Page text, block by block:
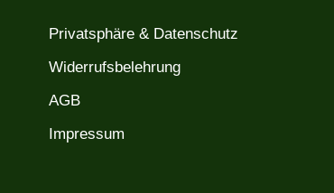
Privatsphäre & Datenschutz
Widerrufsbelehrung
AGB
Impressum